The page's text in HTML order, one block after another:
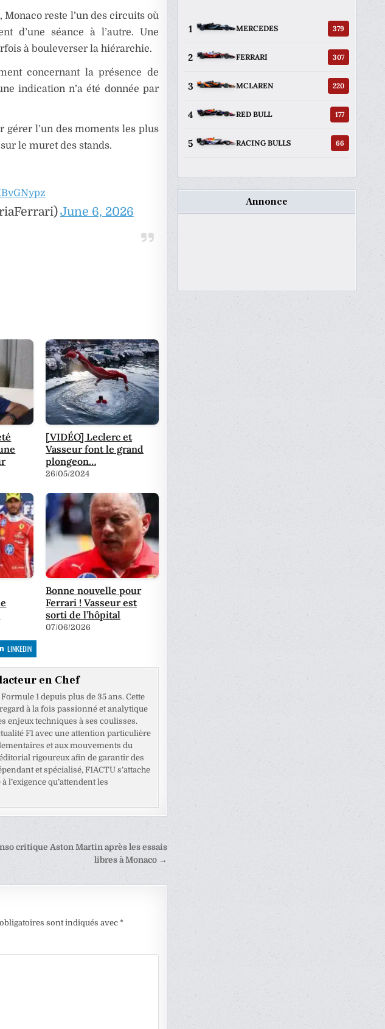
reste l’un des circuits où
d’une séance à l’autre. Une
à bouleverser la hiérarchie.
concernant la présence de
indication n’a été donnée par
gérer l’un des moments les plus
le muret des stands.
June 6, 2026
[VIDÉO] Leclerc et
Vasseur font le grand
plongeon…
26/05/2024
Bonne nouvelle pour
Ferrari ! Vasseur est
sorti de l’hôpital
07/06/2026
LINKEDIN
en Chef
1 depuis plus de 35 ans. Cette
à la fois passionné et analytique
enjeux techniques à ses coulisses.
F1 avec une attention particulière
et aux mouvements du
rigoureux afin de garantir des
et spécialisé, F1ACTU s’attache
qu’attendent les
critique Aston Martin après les essais
libres à Monaco →
sont indiqués avec *
1 MERCEDES 379
2 FERRARI 307
3 MCLAREN 220
4 RED BULL 177
5 RACING BULLS 66
Annonce